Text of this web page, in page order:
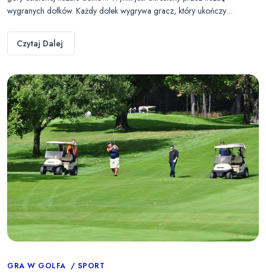
wygranych dołków. Każdy dołek wygrywa gracz, który ukończy…
Czytaj Dalej
Categories
GRA W GOLFA SPORT